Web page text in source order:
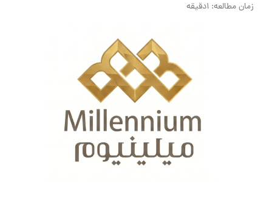
زمان مطالعه: 1دقیقه